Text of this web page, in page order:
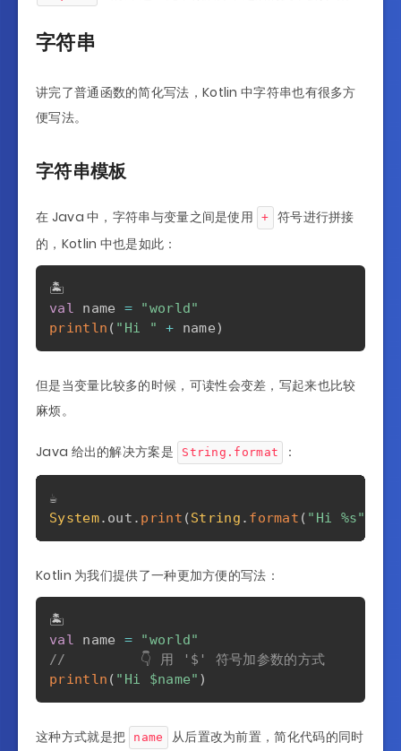
字符串
讲完了普通函数的简化写法，Kotlin 中字符串也有很多方
便写法。
字符串模板
在 Java 中，字符串与变量之间是使用 +
符号进行拼接
的，Kotlin 中也是如此：
val name =
"world"
println ( "Hi " + name)
但是当变量比较多的时候，可读性会变差，写起来也比较
麻烦。
Java 给出的解决方案是 String.format ：
System. out . print (String . format ( "Hi %s"
Kotlin 为我们提供了一种更加方便的写法：
val name =
"world"
//         👇 用 '$' 符号加参数的方式
println ( "Hi $name" )
这种方式就是把 name
从后置改为前置，简化代码的同时